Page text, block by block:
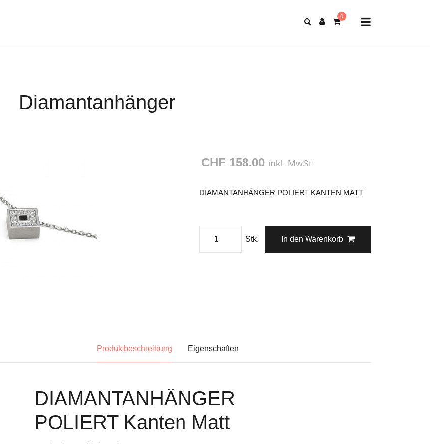
Diamantanhänger
CHF 158.00 inkl. MwSt.
DIAMANTANHÄNGER POLIERT KANTEN MATT
Stk. In den Warenkorb
Produktbeschreibung Eigenschaften
DIAMANTANHÄNGER
POLIERT Kanten Matt